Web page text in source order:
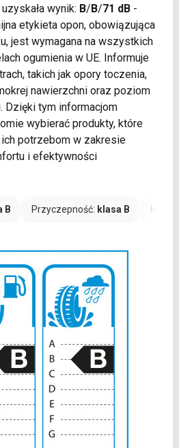
wynik: B/B/71 dB-
etykieta opon, obowiązująca
jest wymagana na wszystkich
ogumienia w UE. Informuje
takich jak opory toczenia,
nawierzchni oraz poziom
Dzięki tym informacjom
wybierać produkty, które
potrzebom w zakresie
i efektywności
B Przyczepność: klasa B Hałas: